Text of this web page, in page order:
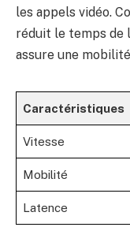
les appels vidéo.
réduit le temps de
assure une
Caractéristiques
Vitesse
Mobilité
Latence